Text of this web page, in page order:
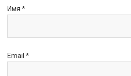
Имя *
Email *